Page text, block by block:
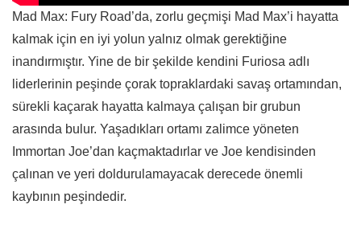
Mad Max: Fury Road’da, zorlu geçmişi Mad Max’i hayatta
kalmak için en iyi yolun yalnız olmak gerektiğine
inandırmıştır. Yine de bir şekilde kendini Furiosa adlı
liderlerinin peşinde çorak topraklardaki savaş ortamından,
sürekli kaçarak hayatta kalmaya çalışan bir grubun
arasında bulur. Yaşadıkları ortamı zalimce yöneten
Immortan Joe’dan kaçmaktadırlar ve Joe kendisinden
çalınan ve yeri doldurulamayacak derecede önemli
kaybının peşindedir.